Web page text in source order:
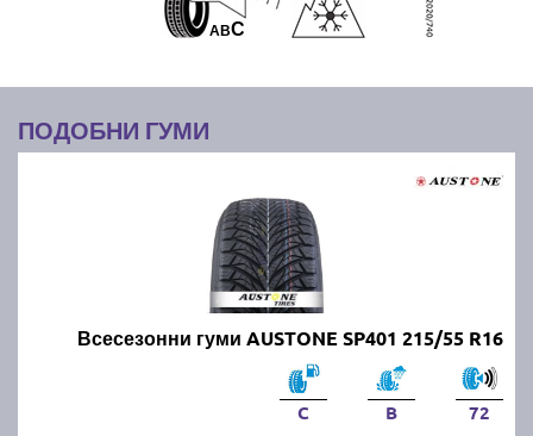
ABC
ПОДОБНИ ГУМИ
Всесезонни гуми AUSTONE SP401 215/55 R16
C B 72